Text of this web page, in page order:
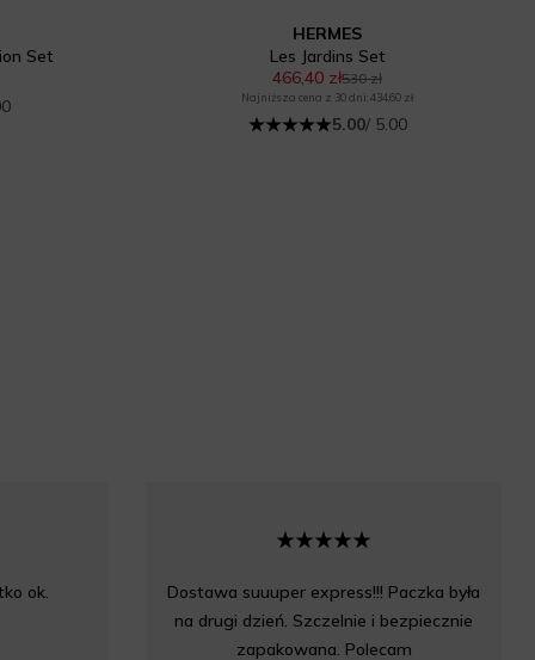
Set
HERMES
Les Jardins Set
466,40 zł530 zł
Najniższa cena z 30 dni: 434,60 zł
5.00/ 5.00
ok.
Dostawa suuuper express!!! Paczka była
na drugi dzień. Szczelnie i bezpiecznie
zapakowana. Polecam